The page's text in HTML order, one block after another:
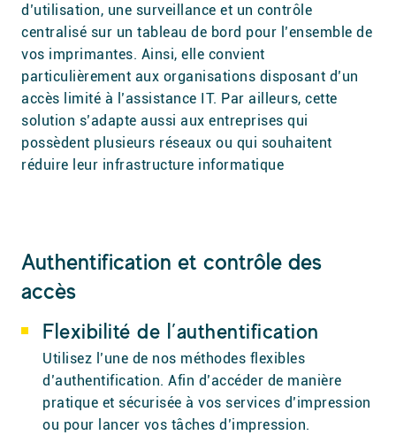
d’utilisation, une surveillance et un contrôle
centralisé sur un tableau de bord pour l’ensemble de
vos imprimantes. Ainsi, elle convient
particulièrement aux organisations disposant d’un
accès limité à l’assistance IT. Par ailleurs, cette
solution s’adapte aussi aux entreprises qui
possèdent plusieurs réseaux ou qui souhaitent
réduire leur infrastructure informatique
Authentification et contrôle des
accès
Flexibilité de l’authentification
Utilisez l’une de nos méthodes flexibles
d’authentification. Afin d’accéder de manière
pratique et sécurisée à vos services d’impression
ou pour lancer vos tâches d’impression.